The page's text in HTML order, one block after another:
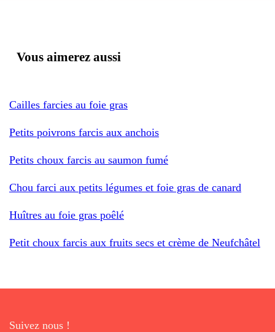
Vous aimerez aussi
Cailles farcies au foie gras
Petits poivrons farcis aux anchois
Petits choux farcis au saumon fumé
Chou farci aux petits légumes et foie gras de canard
Huîtres au foie gras poêlé
Petit choux farcis aux fruits secs et crème de Neufchâtel
Suivez nous !